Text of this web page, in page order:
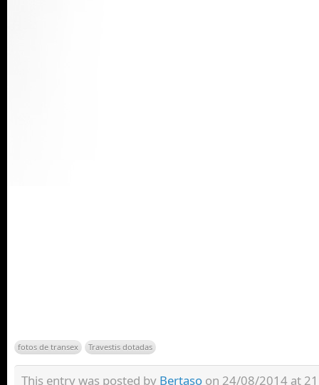
fotos de transex Travestis dotadas
This entry was posted by Bertaso on 24/08/2014 at